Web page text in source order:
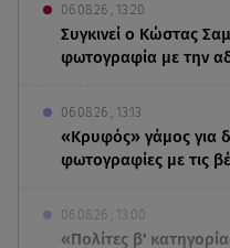
06.08.26 , 13:20
Συγκινεί ο Κώστας
φωτογραφία με την
06.08.26 , 13:13
«Κρυφός» γάμος για
φωτογραφίες με τις
06.08.26 , 13:00
«Πολίτες β'